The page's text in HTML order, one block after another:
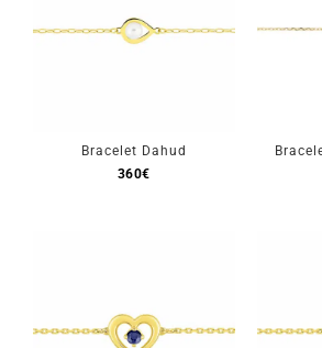
Bracelet Dahud
360€